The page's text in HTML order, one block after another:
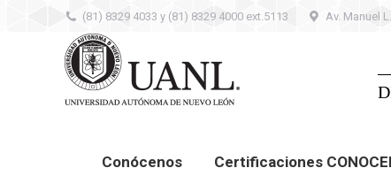
(81) 8329 4033 y (81) 8329 4000 ext.5113 Av. Manuel
Conócenos Certificaciones
Conócenos Certificaciones CONOCER –
Contacto